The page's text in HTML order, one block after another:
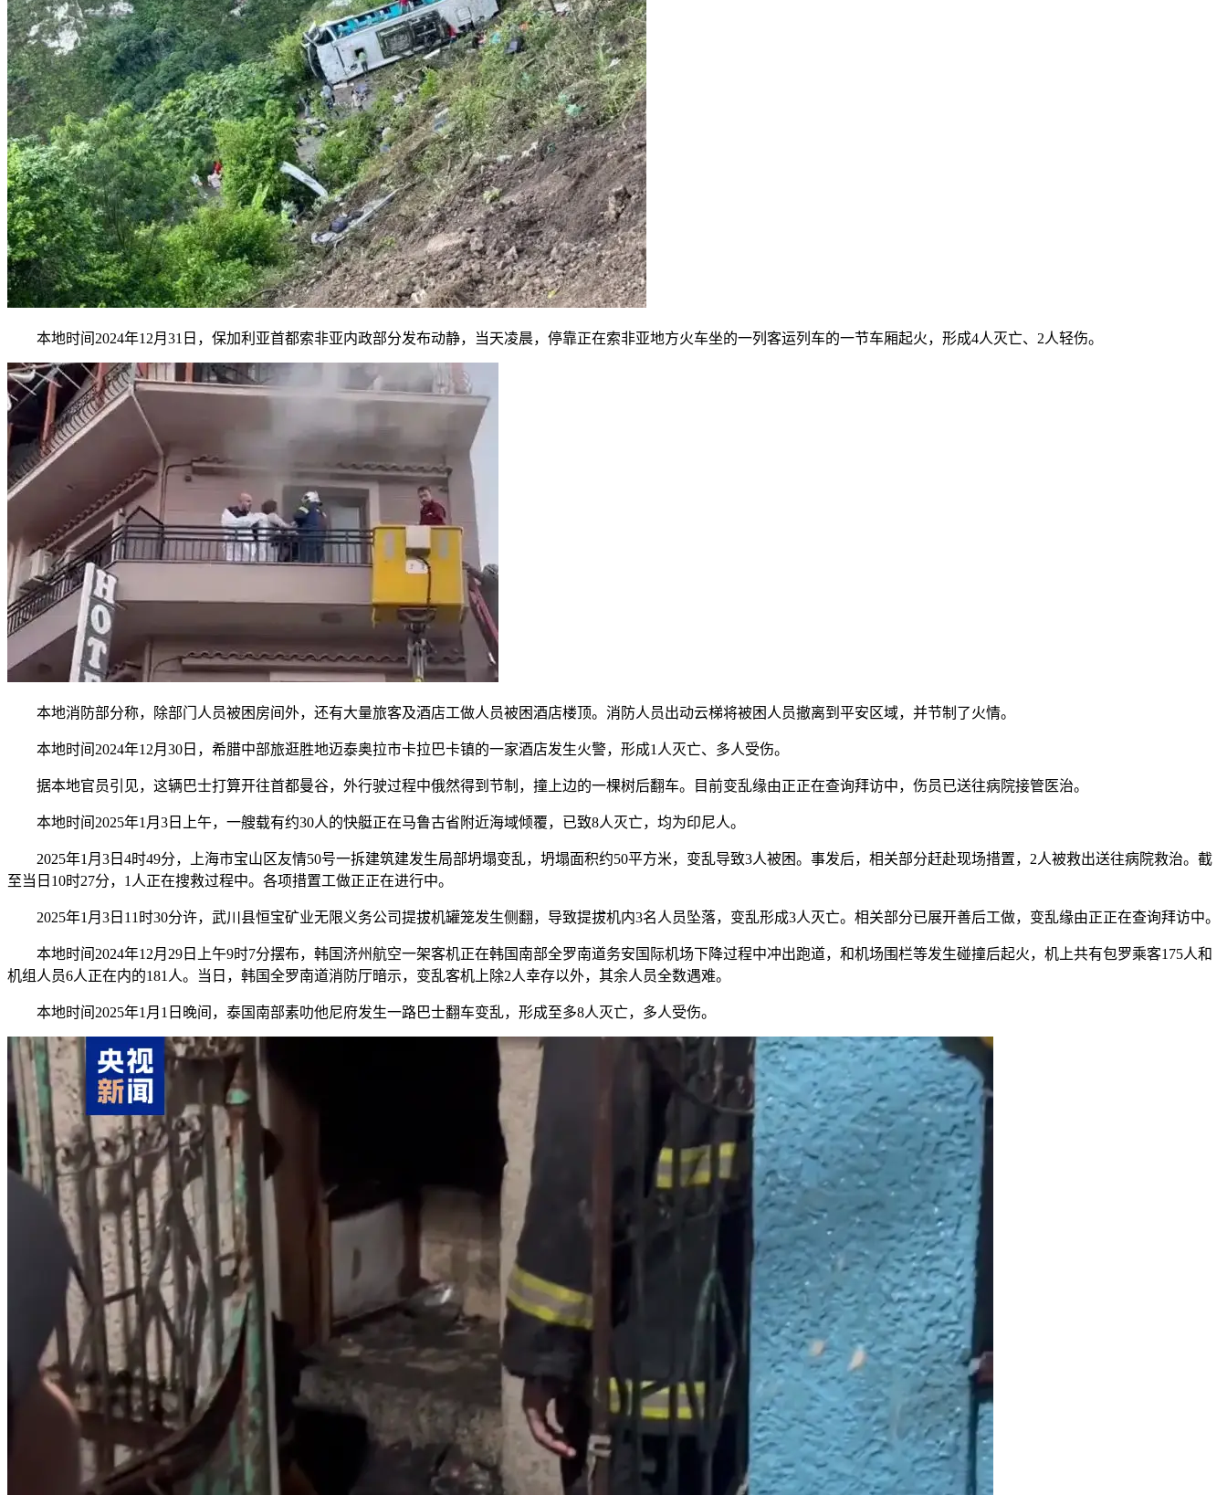
本地时间2024年12月31日，保加利亚首都索非亚内政部分发布动静，当天凌晨，停靠正在索非亚地方火车坐的一列客运列车的一节车厢起火，形成4人灭亡、2人轻伤。
本地消防部分称，除部门人员被困房间外，还有大量旅客及酒店工做人员被困酒店楼顶。消防人员出动云梯将被困人员撤离到平安区域，并节制了火情。
本地时间2024年12月30日，希腊中部旅逛胜地迈泰奥拉市卡拉巴卡镇的一家酒店发生火警，形成1人灭亡、多人受伤。
据本地官员引见，这辆巴士打算开往首都曼谷，外行驶过程中俄然得到节制，撞上边的一棵树后翻车。目前变乱缘由正正在查询拜访中，伤员已送往病院接管医治。
本地时间2025年1月3日上午，一艘载有约30人的快艇正在马鲁古省附近海域倾覆，已致8人灭亡，均为印尼人。
2025年1月3日4时49分，上海市宝山区友情50号一拆建筑建发生局部坍塌变乱，坍塌面积约50平方米，变乱导致3人被困。事发后，相关部分赶赴现场措置，2人被救出送往病院救治。截
至当日10时27分，1人正在搜救过程中。各项措置工做正正在进行中。
2025年1月3日11时30分许，武川县恒宝矿业无限义务公司提拔机罐笼发生侧翻，导致提拔机内3名人员坠落，变乱形成3人灭亡。相关部分已展开善后工做，变乱缘由正正在查询拜访中。
本地时间2024年12月29日上午9时7分摆布，韩国济州航空一架客机正在韩国南部全罗南道务安国际机场下降过程中冲出跑道，和机场围栏等发生碰撞后起火，机上共有包罗乘客175人和
机组人员6人正在内的181人。当日，韩国全罗南道消防厅暗示，变乱客机上除2人幸存以外，其余人员全数遇难。
本地时间2025年1月1日晚间，泰国南部素叻他尼府发生一路巴士翻车变乱，形成至多8人灭亡，多人受伤。